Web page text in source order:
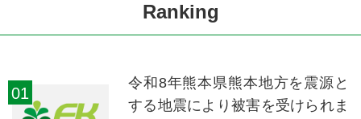
Ranking
令和8年熊本県熊本地方を震源と
する地震により被害を受けられま